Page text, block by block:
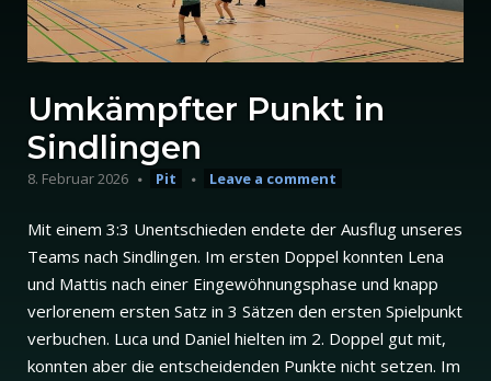
Umkämpfter Punkt in
Sindlingen
8. Februar 2026 Pit Leave a comment
Mit einem 3:3 Unentschieden endete der Ausflug unseres
Teams nach Sindlingen. Im ersten Doppel konnten Lena
und Mattis nach einer Eingewöhnungsphase und knapp
verlorenem ersten Satz in 3 Sätzen den ersten Spielpunkt
verbuchen. Luca und Daniel hielten im 2. Doppel gut mit,
konnten aber die entscheidenden Punkte nicht setzen. Im